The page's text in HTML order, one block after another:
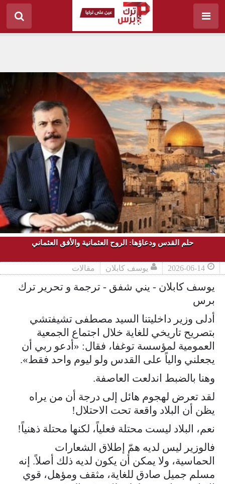
حلم القدس ودعاؤها: الروح العثمانية والأفق العثماني
2026-06-14 يوسف كابلان مقالات
يوسف كابلان - يني شفق - ترجمة و تحرير ترك
برس
أدلى وزير داخليتنا السيد مصطفى تشيفتشي
بتصريح تاريخي للغاية خلال اجتماع الجمعية
العمومية لمؤسسة توغفا، فقال: «أدعو ربي أن
يجعلني والياً على القدس ولو ليوم واحد فقط».
وهنا بالضبط اندلعت العاصفة.
لقد تعرض لهجوم هائل إلى درجة أن من يراه
يظن أن البلاد واقعة تحت الاحتلال!
نعم، البلاد ليست محتلة فعلياً، لكنها محتلة ذهنياً!
فالوزير ليس لديه همّ إطلاق الشعارات
الحماسية، ولا يمكن أن يكون لديه ذلك أصلاً. إنه
مسلم جميل صادق للغاية، مثقف ومؤهل، قوي